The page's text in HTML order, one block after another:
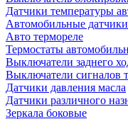
Датчики температуры
Автомобильные
Авто термореле
Термостаты
Выключатели заднего
Выключатели сигналов
Датчики давления масла
Датчики различного
Зеркала боковые